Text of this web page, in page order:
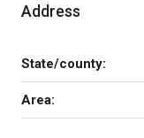
Address
State/county:
Area: